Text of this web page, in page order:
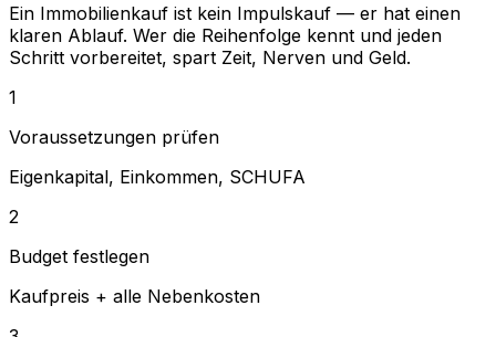
Ein Immobilienkauf ist kein Impulskauf — er hat einen
klaren Ablauf. Wer die Reihenfolge kennt und jeden
Schritt vorbereitet, spart Zeit, Nerven und Geld.
1
Voraussetzungen prüfen
Eigenkapital, Einkommen, SCHUFA
2
Budget festlegen
Kaufpreis + alle Nebenkosten